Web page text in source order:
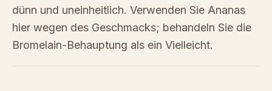
dünn und uneinheitlich. Verwenden Sie Ananas
hier wegen des Geschmacks; behandeln Sie die
Bromelain-Behauptung als ein Vielleicht.